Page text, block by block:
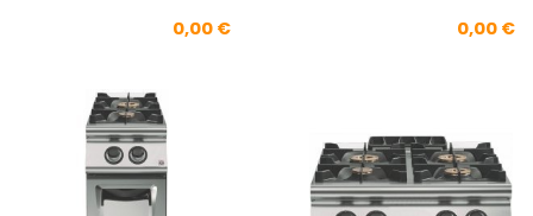
Precio
0,00 € 0,00 €